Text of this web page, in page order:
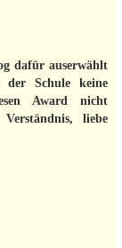
dafür auserwählt
Schule keine
Award nicht
liebe